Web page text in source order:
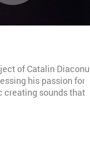
of Catalin Diaconu
his passion for
creating sounds that